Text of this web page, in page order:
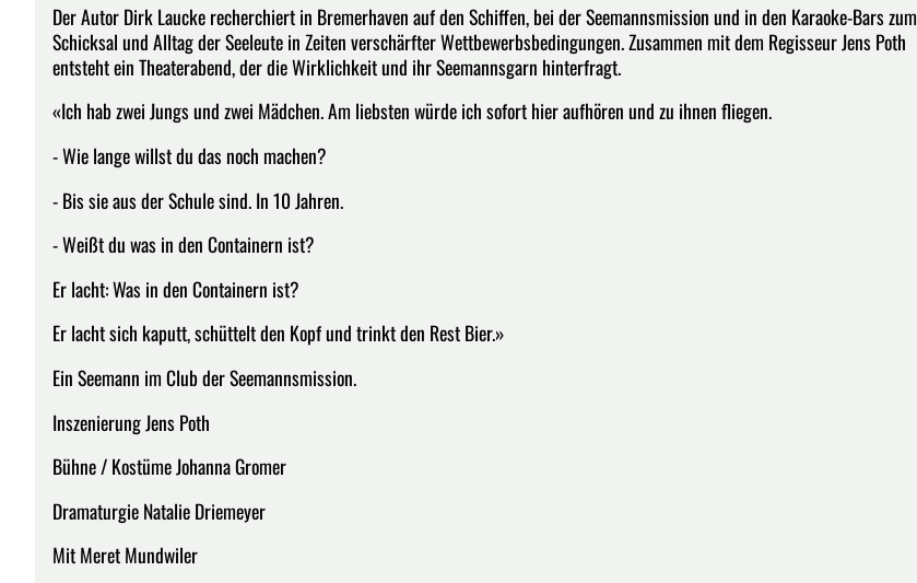
Der Autor Dirk Laucke recherchiert in Bremerhaven auf den Schiffen, bei der Seemannsmission und in den Karaoke-Bars zum
Schicksal und Alltag der Seeleute in Zeiten verschärfter Wettbewerbsbedingungen. Zusammen mit dem Regisseur Jens Poth
entsteht ein Theaterabend, der die Wirklichkeit und ihr Seemannsgarn hinterfragt.
«Ich hab zwei Jungs und zwei Mädchen. Am liebsten würde ich sofort hier aufhören und zu ihnen fliegen.
- Wie lange willst du das noch machen?
- Bis sie aus der Schule sind. In 10 Jahren.
- Weißt du was in den Containern ist?
Er lacht: Was in den Containern ist?
Er lacht sich kaputt, schüttelt den Kopf und trinkt den Rest Bier.»
Ein Seemann im Club der Seemannsmission.
Inszenierung Jens Poth
Bühne / Kostüme Johanna Gromer
Dramaturgie Natalie Driemeyer
Mit Meret Mundwiler